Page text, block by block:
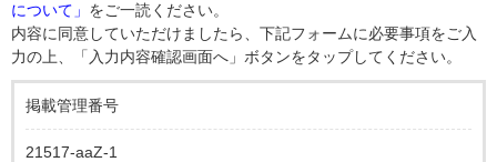
について」 をご一読ください。
内容に同意していただけましたら、下記フォームに必要事項をご入
力の上、「入力内容確認画面へ」ボタンをタップしてください。
掲載管理番号
21517-aaZ-1